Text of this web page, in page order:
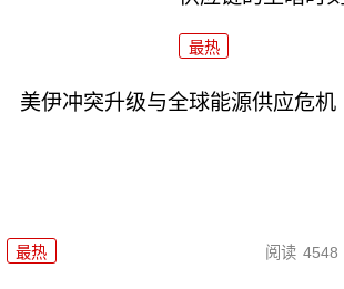
最热
美伊冲突升级与全球能源供应危机
最热 阅读 4548